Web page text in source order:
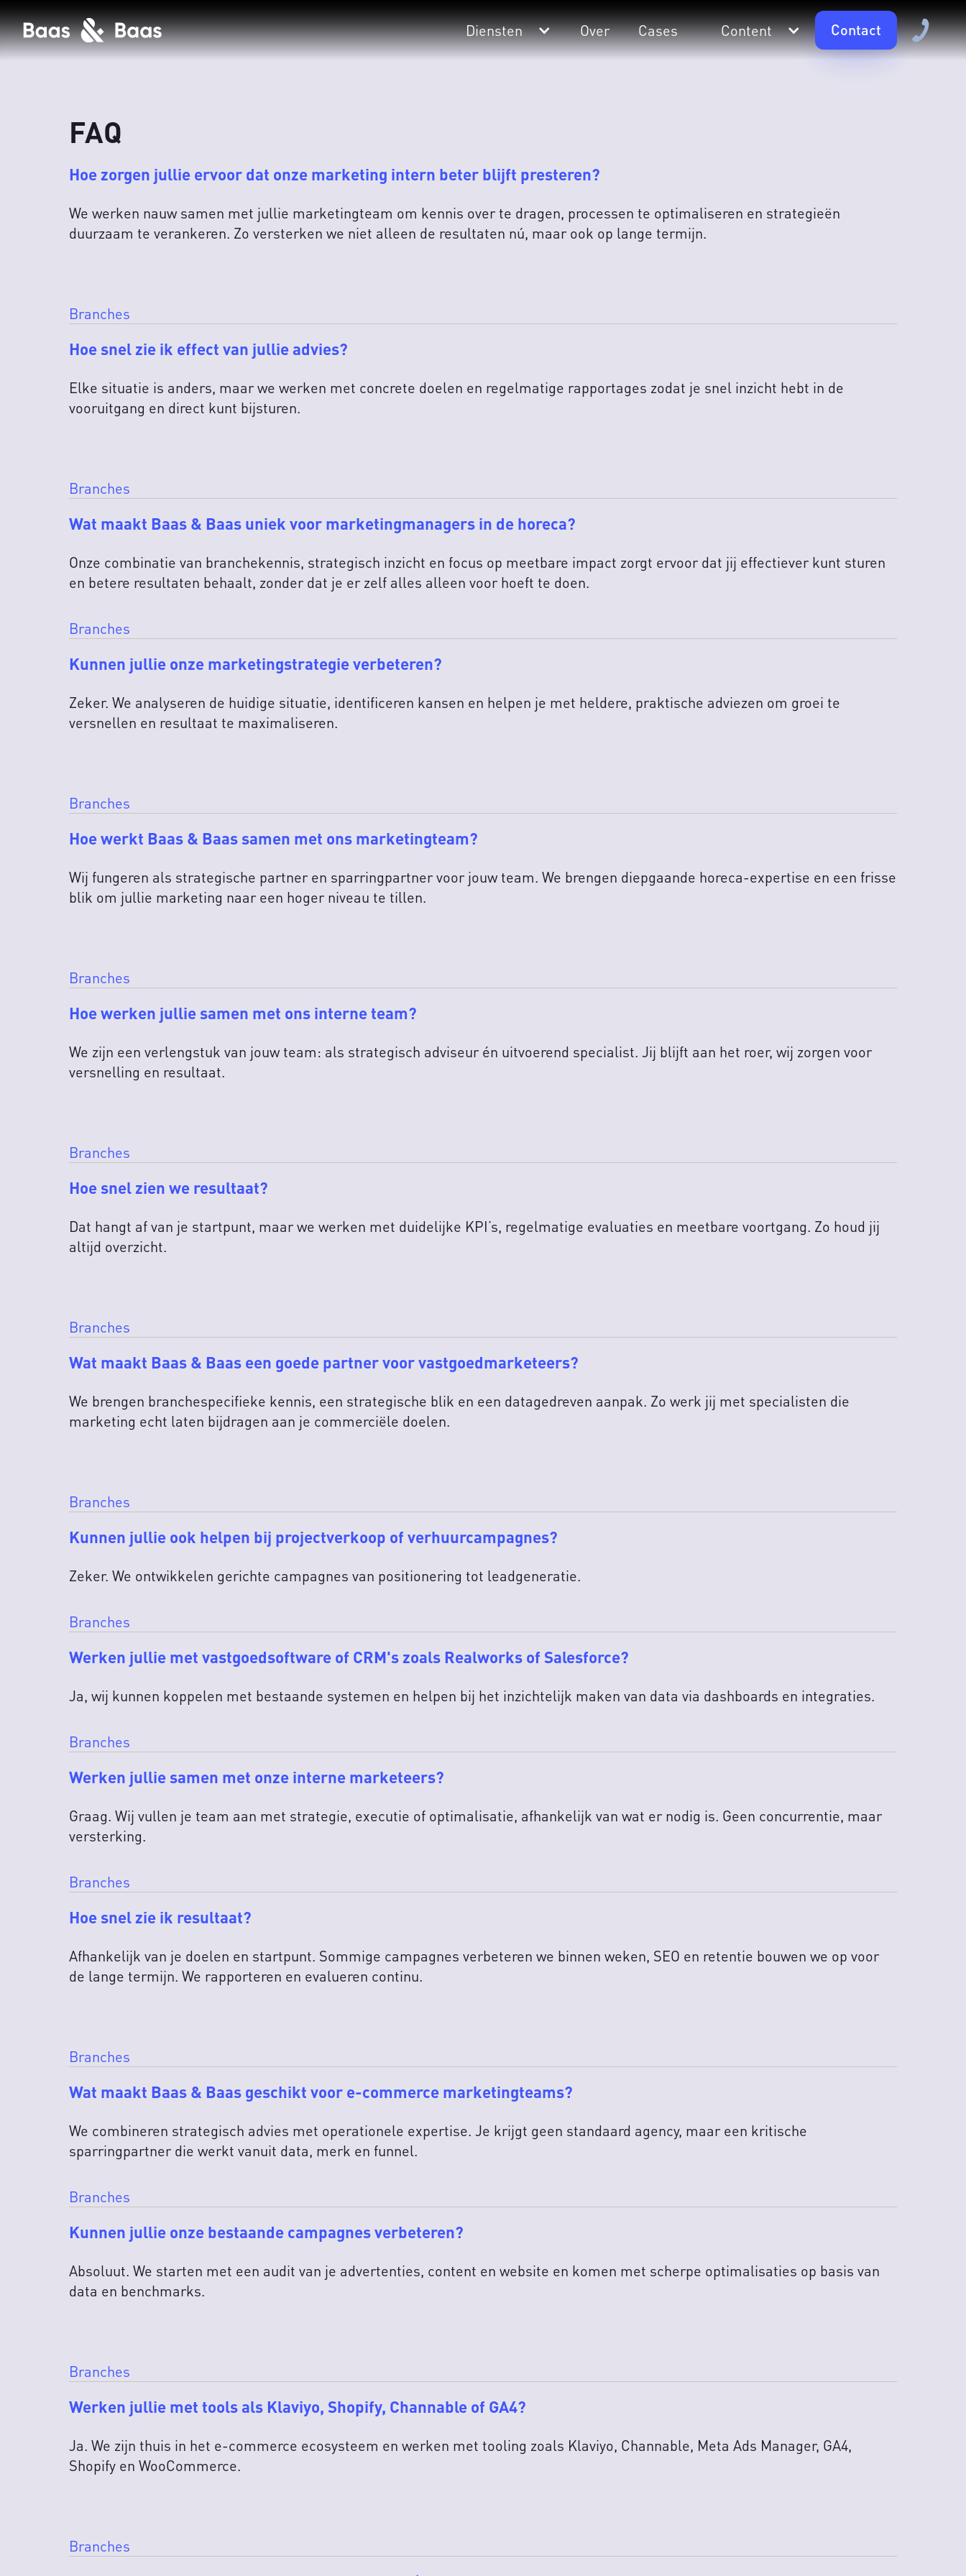
Diensten Over Cases Content Contact
FAQ
Hoe zorgen jullie ervoor dat onze marketing intern beter blijft presteren?
We werken nauw samen met jullie marketingteam om kennis over te dragen, processen te optimaliseren en strategieën
duurzaam te verankeren. Zo versterken we niet alleen de resultaten nú, maar ook op lange termijn.
Branches
Hoe snel zie ik effect van jullie advies?
Elke situatie is anders, maar we werken met concrete doelen en regelmatige rapportages zodat je snel inzicht hebt in de
vooruitgang en direct kunt bijsturen.
Branches
Wat maakt Baas & Baas uniek voor marketingmanagers in de horeca?
Onze combinatie van branchekennis, strategisch inzicht en focus op meetbare impact zorgt ervoor dat jij effectiever kunt sturen
en betere resultaten behaalt, zonder dat je er zelf alles alleen voor hoeft te doen.
Branches
Kunnen jullie onze marketingstrategie verbeteren?
Zeker. We analyseren de huidige situatie, identificeren kansen en helpen je met heldere, praktische adviezen om groei te
versnellen en resultaat te maximaliseren.
Branches
Hoe werkt Baas & Baas samen met ons marketingteam?
Wij fungeren als strategische partner en sparringpartner voor jouw team. We brengen diepgaande horeca-expertise en een frisse
blik om jullie marketing naar een hoger niveau te tillen.
Branches
Hoe werken jullie samen met ons interne team?
We zijn een verlengstuk van jouw team: als strategisch adviseur én uitvoerend specialist. Jij blijft aan het roer, wij zorgen voor
versnelling en resultaat.
Branches
Hoe snel zien we resultaat?
Dat hangt af van je startpunt, maar we werken met duidelijke KPI’s, regelmatige evaluaties en meetbare voortgang. Zo houd jij
altijd overzicht.
Branches
Wat maakt Baas & Baas een goede partner voor vastgoedmarketeers?
We brengen branchespecifieke kennis, een strategische blik en een datagedreven aanpak. Zo werk jij met specialisten die
marketing echt laten bijdragen aan je commerciële doelen.
Branches
Kunnen jullie ook helpen bij projectverkoop of verhuurcampagnes?
Zeker. We ontwikkelen gerichte campagnes van positionering tot leadgeneratie.
Branches
Werken jullie met vastgoedsoftware of CRM's zoals Realworks of Salesforce?
Ja, wij kunnen koppelen met bestaande systemen en helpen bij het inzichtelijk maken van data via dashboards en integraties.
Branches
Werken jullie samen met onze interne marketeers?
Graag. Wij vullen je team aan met strategie, executie of optimalisatie, afhankelijk van wat er nodig is. Geen concurrentie, maar
versterking.
Branches
Hoe snel zie ik resultaat?
Afhankelijk van je doelen en startpunt. Sommige campagnes verbeteren we binnen weken, SEO en retentie bouwen we op voor
de lange termijn. We rapporteren en evalueren continu.
Branches
Wat maakt Baas & Baas geschikt voor e-commerce marketingteams?
We combineren strategisch advies met operationele expertise. Je krijgt geen standaard agency, maar een kritische
sparringpartner die werkt vanuit data, merk en funnel.
Branches
Kunnen jullie onze bestaande campagnes verbeteren?
Absoluut. We starten met een audit van je advertenties, content en website en komen met scherpe optimalisaties op basis van
data en benchmarks.
Branches
Werken jullie met tools als Klaviyo, Shopify, Channable of GA4?
Ja. We zijn thuis in het e-commerce ecosysteem en werken met tooling zoals Klaviyo, Channable, Meta Ads Manager, GA4,
Shopify en WooCommerce.
Branches